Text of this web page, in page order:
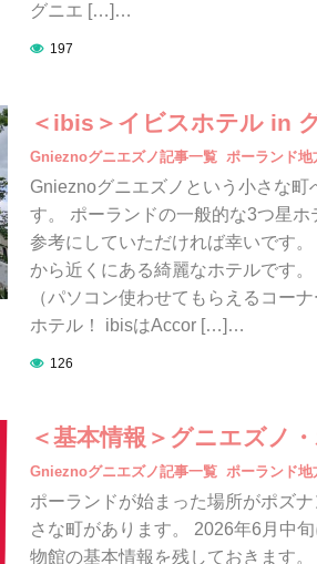
グニエ […]…
197
＜ibis＞イビスホテル in
Gnieznoグニエズノ記事一覧 ポーランド地
Gnieznoグニエズノという小さな
す。 ポーランドの一般的な3つ星
参考にしていただければ幸いです
から近くにある綺麗なホテルです
（パソコン使わせてもらえるコー
ホテル！ ibisはAccor […]…
126
＜基本情報＞グニエズノ
Gnieznoグニエズノ記事一覧 ポーランド地
ポーランドが始まった場所がポズ
さな町があります。 2026年6月中
物館の基本情報を残しておきます